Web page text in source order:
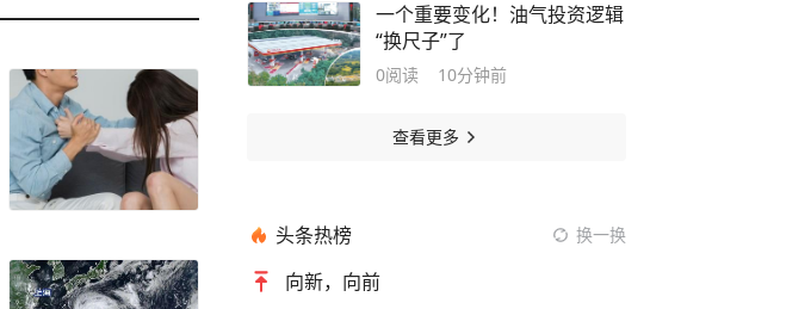
一个重要变化！油气投资逻辑
“换尺子”了
0阅读 10分钟前
查看更多
头条热榜 换一换
向新，向前